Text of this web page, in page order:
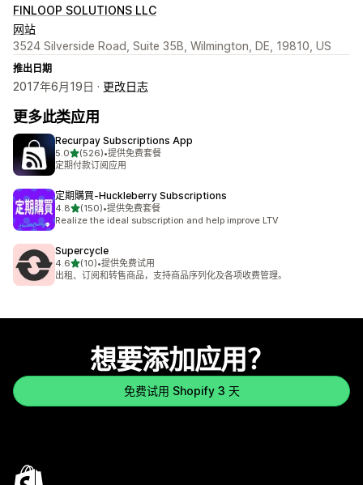
FINLOOP SOLUTIONS LLC
网站
3524 Silverside Road, Suite 35B, Wilmington, DE, 19810, US
推出日期
2017年6月19日 · 更改日志
更多此类应用
Recurpay Subscriptions App
5.0星（满分 5 星）
(526)
总共 526 条评论
•提供免费套餐
定期付款订阅应用
定期購買‑Huckleberry Subscriptions
4.8星（满分 5 星）
(150)
总共 150 条评论
•提供免费套餐
Realize the ideal subscription and help improve LTV
Supercycle
4.6星（满分 5 星）
(10)
总共 10 条评论
•提供免费试用
出租、订阅和转售商品，支持商品序列化及各项收费管理。
想要添加应用？
免费试用 Shopify 3 天